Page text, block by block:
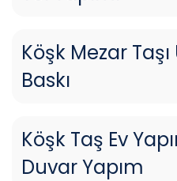
Köşk Mezar
Baskı
Köşk Taş Ev
Duvar Yapım